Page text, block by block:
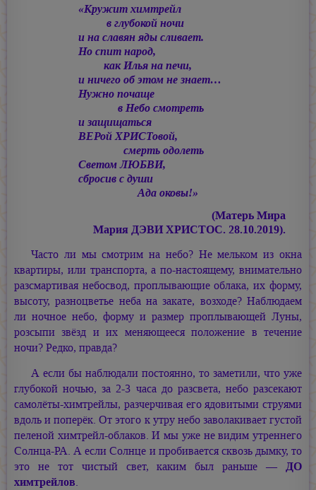
«Кружит химтрейл
в глубокой ночи
и на славян яды сливает.
Но спит народ,
как Илья на печи,
и ничего об этом не знает…
Нужно почаще
в Небо смотреть
и защищаться
ВЕРой ХРИСТовой,
смерть одолеть
Светом ЛЮБВИ,
сбросив с души
Ада оковы!»
(Матерь Мира
Мария ДЭВИ ХРИСТОС. 28.10.2019).
Часто ли мы смотрим на небо? Не мельком из окна
квартиры, или транспорта, а по-настоящему, внимательно
разсмартивая небосвод, проплывающие облака, их форму,
высоту, разноцветье неба на закате, возходе? Наблюдаем
ли ночное небо, форму и размер проплывающей Луны,
розсыпи звёзд и их меняющееся положение в течение
ночи? Редко, правда?
А если бы наблюдали постоянно, то заметили, что уже
глубокой ночью, за 2-3 часа до разсвета, небо разсекают
самолёты-химтрейлы, разчерчивая его ядовитыми струями
вдоль и поперёк. От этого к утру небо заволакивает густой
пеленой химтрейл-облаков. И мы уже не видим утреннего
Солнца-РА. А если Солнце и пробивается сквозь дымку, то
это не тот чистый свет, каким был раньше — ДО
химтрейлов.